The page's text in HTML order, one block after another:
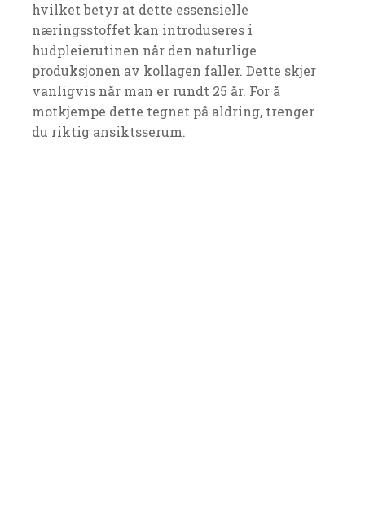
hvilket betyr at dette essensielle
næringsstoffet kan introduseres i
hudpleierutinen når den naturlige
produksjonen av kollagen faller. Dette skjer
vanligvis når man er rundt 25 år. For å
motkjempe dette tegnet på aldring, trenger
du riktig ansiktsserum.